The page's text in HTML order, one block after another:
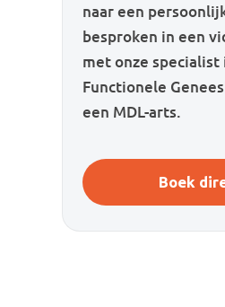
naar een
besproken in een
met onze specialist
Functionele
een MDL-arts.
Boek